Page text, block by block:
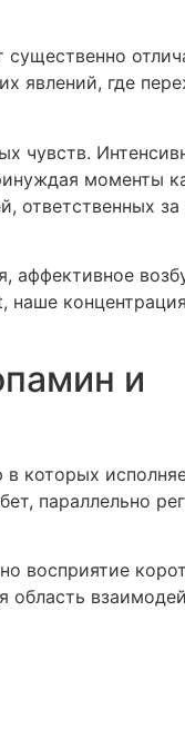
явлений, где
чувств.
моменты
ответственных за
аффективное
и
которых
параллельно
восприятие